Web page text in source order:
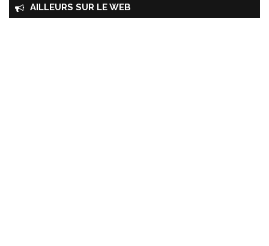
AILLEURS SUR LE WEB